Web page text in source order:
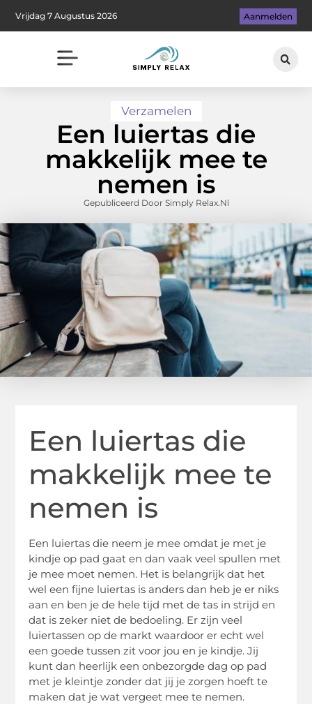
Vrijdag 7 Augustus 2026 Aanmelden
Verzamelen
Een luiertas die
makkelijk mee te
nemen is
Gepubliceerd Door Simply Relax.nl
Een luiertas die
makkelijk mee te
nemen is
Een luiertas die neem je mee omdat je met je
kindje op pad gaat en dan vaak veel spullen met
je mee moet nemen. Het is belangrijk dat het
wel een fijne luiertas is anders dan heb je er niks
aan en ben je de hele tijd met de tas in strijd en
dat is zeker niet de bedoeling. Er zijn veel
luiertassen op de markt waardoor er echt wel
een goede tussen zit voor jou en je kindje. Jij
kunt dan heerlijk een onbezorgde dag op pad
met je kleintje zonder dat jij je zorgen hoeft te
maken dat je wat vergeet mee te nemen.